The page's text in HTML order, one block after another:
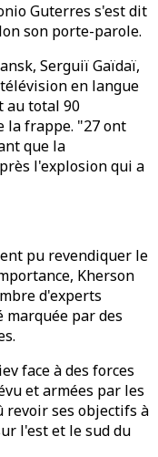
Guterres s'est dit
son porte-parole.
Serguiï Gaïdaï,
en langue
au total 90
la frappe. "27 ont
que la
l'explosion qui a
pu revendiquer le
Kherson
d'experts
par des
face à des forces
et armées par les
revoir ses objectifs à
l'est et le sud du